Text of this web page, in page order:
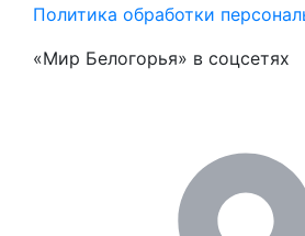
Политика обработки
«Мир Белогорья» в соцсетях